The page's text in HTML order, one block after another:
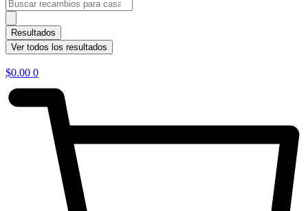
...
Resultados
Ver todos los resultados
$0.00 0